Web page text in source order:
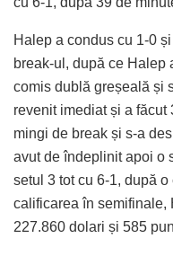
Halep a condus cu 1-0
break-ul, după ce Halep
comis dublă greșeală și
revenit imediat și a făcut
mingi de break și s-a
avut de îndeplinit apoi o
setul 3 tot cu 6-1, după
calificarea în semifinale,
227.860 dolari și 585